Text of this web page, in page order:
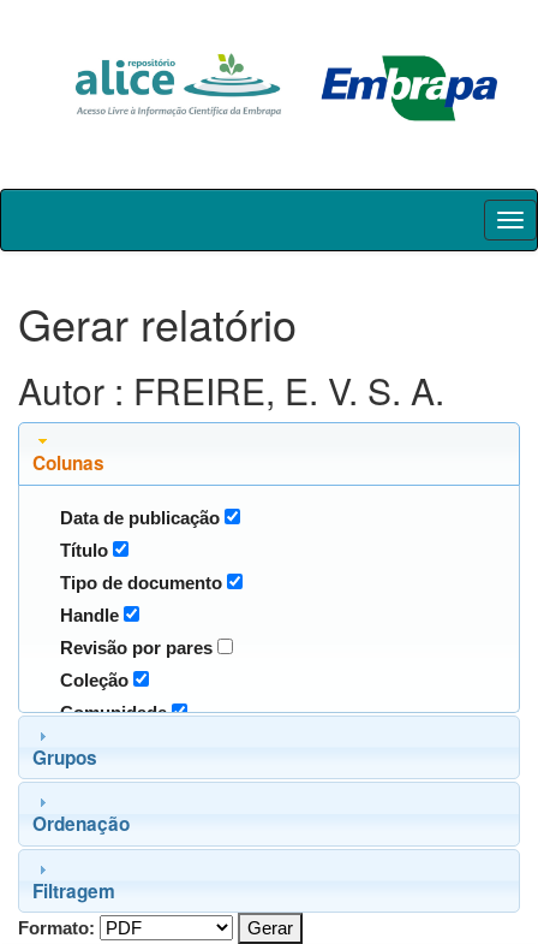
Skip
Gerar relatório
Autor : FREIRE, E. V. S. A.
Colunas
Data de publicação
Título
Tipo de documento
Handle
Revisão por pares
Coleção
Comunidade
Grupos
Ordenação
Filtragem
Formato: